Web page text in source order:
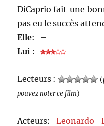
DiCaprio fait une
pas eu le succès
Elle:
–
Lui :
Lecteurs : (
pouvez noter ce film)
Acteurs:Leonardo